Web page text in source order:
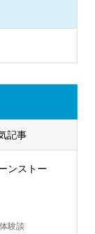
記事
ンストー
験談